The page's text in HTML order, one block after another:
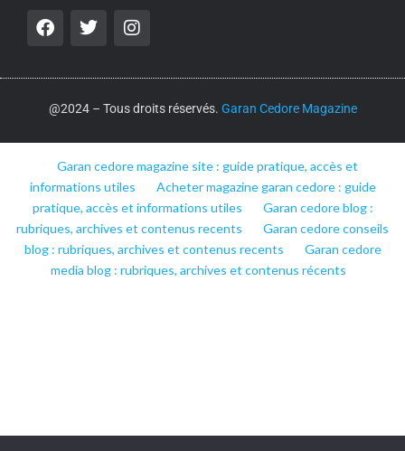
@2024 – Tous droits réservés. Garan Cedore Magazine
Garan cedore magazine site : guide pratique, accès et
informations utiles
Acheter magazine garan cedore : guide
pratique, accès et informations utiles
Garan cedore blog :
rubriques, archives et contenus recents
Garan cedore conseils
blog : rubriques, archives et contenus recents
Garan cedore
media blog : rubriques, archives et contenus récents